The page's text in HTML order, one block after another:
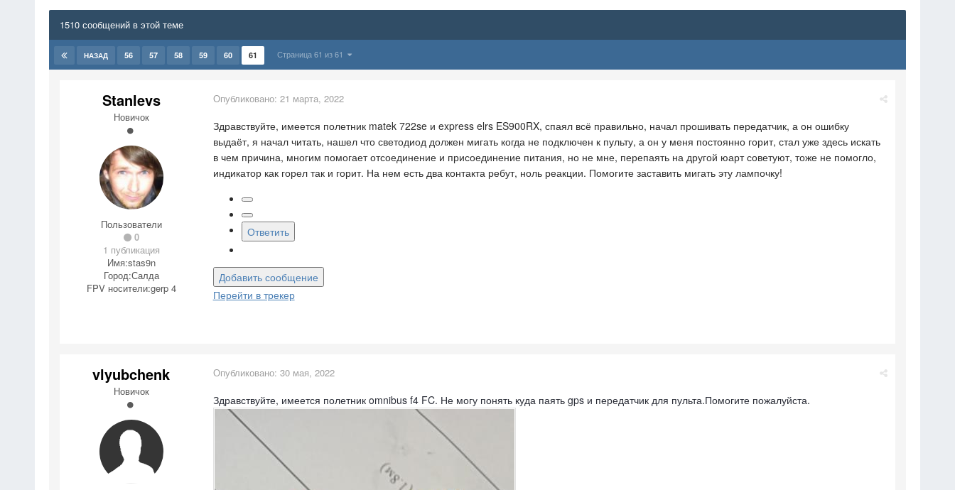
1510 сообщений в этой теме
НАЗАД 56 57 58 59 60 61 Страница 61 из 61
Stanlevs
Новичок
Пользователи
0
1 публикация
Имя:stas9n
Город:Салда
FPV носители:gerp 4
Опубликовано: 21 марта, 2022
Здравствуйте, имеется полетник matek 722se и express elrs ES900RX, спаял всё правильно, начал прошивать передатчик, а он ошибку
выдаёт, я начал читать, нашел что светодиод должен мигать когда не подключен к пульту, а он у меня постоянно горит, стал уже здесь искать
в чем причина, многим помогает отсоединение и присоединение питания, но не мне, перепаять на другой юарт советуют, тоже не помогло,
индикатор как горел так и горит. На нем есть два контакта ребут, ноль реакции. Помогите заставить мигать эту лампочку!
Ответить
Добавить сообщение
Перейти в трекер
vlyubchenk
Новичок
Опубликовано: 30 мая, 2022
Здравствуйте, имеется полетник omnibus f4 FC. Не могу понять куда паять gps и передатчик для пульта.Помогите пожалуйста.